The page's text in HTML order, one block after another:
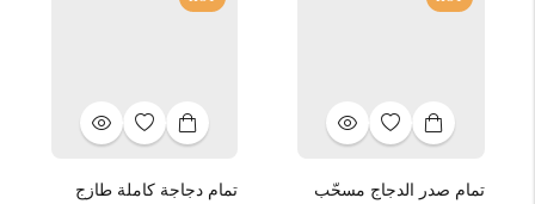
تمام صدر الدجاج مسحّب
تمام دجاجة كاملة طازج